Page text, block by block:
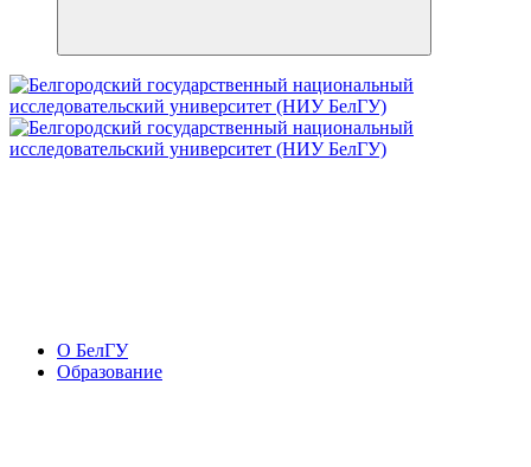
О БелГУ
Образование